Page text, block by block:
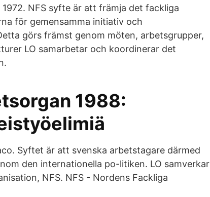
NFS syfte är att främja det fackliga
för gemensamma initiativ och
görs främst genom möten, arbetsgrupper,
LO samarbetar och koordinerar det
1988:
Syftet är att svenska arbetstagare därmed
den internationella po-litiken. LO samverkar
NFS. NFS - Nordens Fackliga